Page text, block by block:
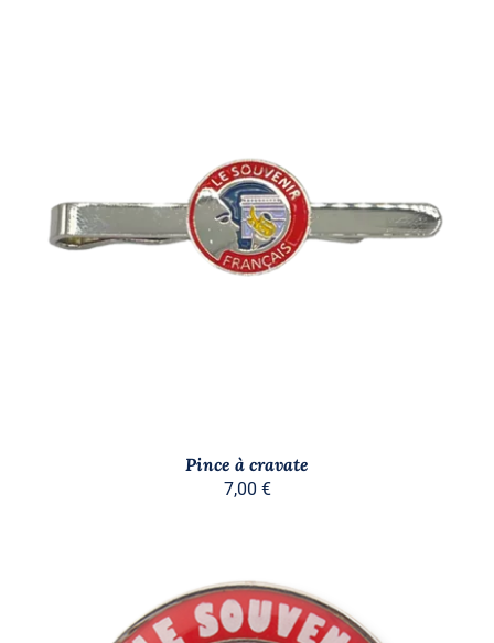
AJOUTER AU PANIER
/
DÉTAILS
Pince à cravate
7,00 €